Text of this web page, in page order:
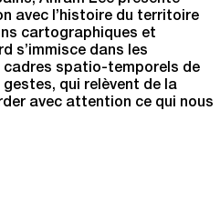
avec l’histoire du territoire
cartographiques et
s’immisce dans les
spatio-temporels de
qui relèvent de la
avec attention ce qui nous